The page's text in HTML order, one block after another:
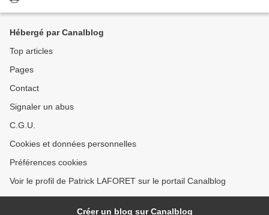
Hébergé par Canalblog
Top articles
Pages
Contact
Signaler un abus
C.G.U.
Cookies et données personnelles
Préférences cookies
Voir le profil de Patrick LAFORET sur le portail Canalblog
Créer un blog sur Canalblog